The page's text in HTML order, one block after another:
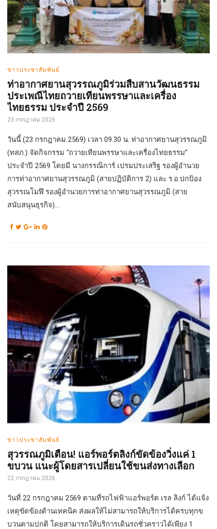
ข่าวประชาสัมพันธ์
ท่าอากาศยานสุวรรณภูมิร่วมสืบสานวัฒนธรรม
ประเพณีไทยถวายเทียนพรรษาและเครื่อง
ไทยธรรม ประจำปี 2569
23 กรกฎาคม 2026
วันนี้ (23 กรกฎาคม 2569) เวลา 09.30 น. ท่าอากาศยานสุวรรณภูมิ
(ทสภ.) จัดกิจกรรม “ถวายเทียนพรรษาและเครื่องไทยธรรม”
ประจำปี 2569 โดยมี นางกรรณิการ์ เปรมประเสริฐ รองผู้อำนวย
การท่าอากาศยานสุวรรณภูมิ (สายปฏิบัติการ 2) และ ร.อ.ปกป้อง
สุวรรณโมฬี รองผู้อำนวยการท่าอากาศยานสุวรรณภูมิ (สาย
สนับสนุนธุรกิจ)...
ข่าวประชาสัมพันธ์
สุวรรณภูมิเตือน! แอร์พอร์ตลิงก์ขัดข้องวิ่งแค่ 1
ขบวน แนะผู้โดยสารเปลี่ยนใช้ขนส่งทางเลือก
22 กรกฎาคม 2026
วันที่ 22 กรกฎาคม 2569 ตามที่รถไฟฟ้าแอร์พอร์ต เรล ลิงก์ ได้แจ้ง
เหตุขัดข้องด้านเทคนิค ส่งผลให้ไม่สามารถให้บริการได้ครบทุกข
บวนตามปกติ โดยสามารถให้บริการเดินรถชั่วคราวได้เพียง 1